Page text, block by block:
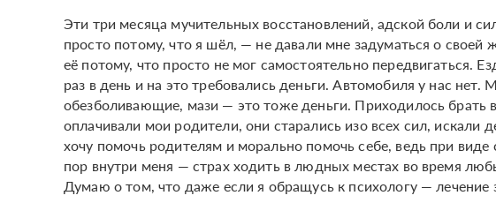
Эти три месяца мучительных восстановлений, адской боли и
просто потому, что я шёл, — не давали мне задуматься о своей
её потому, что просто не мог самостоятельно передвигаться.
раз в день и на это требовались деньги. Автомобиля у нас нет.
обезболивающие, мази — это тоже деньги. Приходилось
оплачивали мои родители, они старались изо всех сил, искали
хочу помочь родителям и морально помочь себе, ведь при
пор внутри меня — страх ходить в людных местах во время
Думаю о том, что даже если я обращусь к психологу — лечение